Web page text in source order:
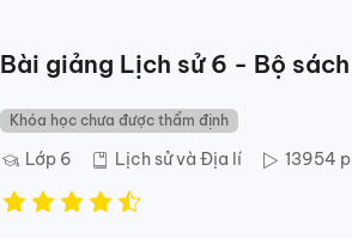
Bài giảng Lịch sử 6 - Bộ
Khóa học chưa được thẩm định
Lớp 6 Lịch sử và Địa lí 13954